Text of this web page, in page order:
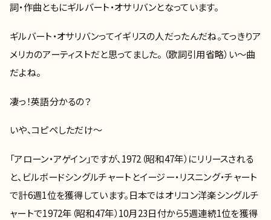
詞・作曲ともにギルバート・オサリバンとなっています。
ギルバート・オサリバンってイギリスの人だったんだね。てっきりア
メリカのアーティストだと思ってました。 （歌詞引用省略）い～曲
だよね。
凄っ！英語分かるの？
いや、コピペしただけ～
「アローン・アゲイン」ですが、1972（昭和47年）にリリースされる
と、ビルボードシングルチャートとイージー・リスニング・チャート
で計6週1位を獲得しています。日本ではオリコン洋楽シングルチ
ャートで1972年（昭和47年）10月23日付から5週連続1位を獲得